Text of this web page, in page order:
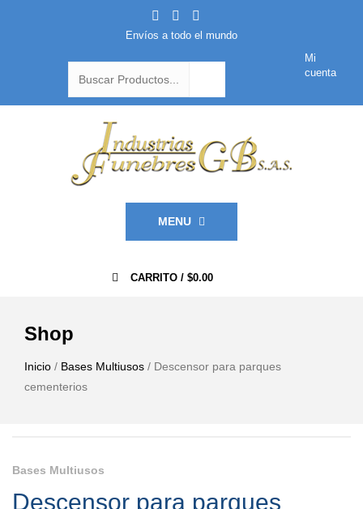
Envíos a todo el mundo
Mi
cuenta
MENU
CARRITO / $0.00
Shop
Inicio / Bases Multiusos / Descensor para parques
cementerios
Bases Multiusos
Descensor para parques